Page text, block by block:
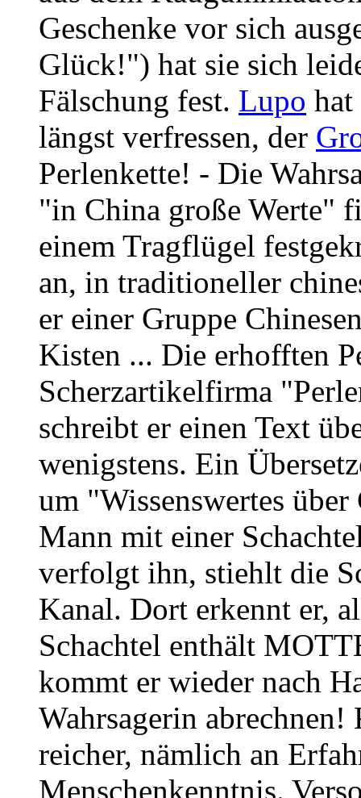
Geschenke vor sich
Glück!") hat sie sich
Fälschung fest. Lupo hat
längst verfressen, der
Perlenkette! - Die
"in China große Werte"
einem Tragflügel
an, in traditioneller
er einer Gruppe
Kisten ... Die erhofften
Scherzartikelfirma
schreibt er einen Text
wenigstens. Ein
um "Wissenswertes
Mann mit einer
verfolgt ihn, stiehlt die
Kanal. Dort erkennt er,
Schachtel enthält
kommt er wieder nach
Wahrsagerin
reicher, nämlich an
Menschenkenntnis.